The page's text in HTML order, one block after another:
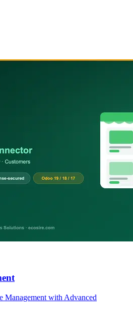
Management with Advanced